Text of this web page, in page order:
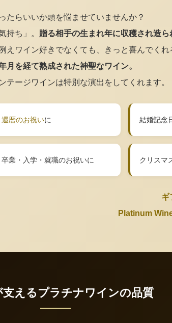
たらいいか頭を悩ませていませんか？
持ち」。 贈る相手の生まれ年に収穫され造ら
えワイン好きでなくても、きっと喜んでくれ
月を経て熟成された神聖なワイン。
テージワインは特別な演出をしてくれます。
還暦のお祝いに 結婚記念
卒業・入学・就職のお祝いに クリスマ
ギ
Platinum
支えるプラチナワインの品質